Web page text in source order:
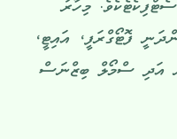
ގަބޫލުކުރާ ލެވެލް 4ގެ ސެޓްފިކެޓެކެވެ. މިހާރު
ފޮޓޯގްރަފީ، އައިޓީ،
އަދި ސްމޯލް ބިޒްނަސް